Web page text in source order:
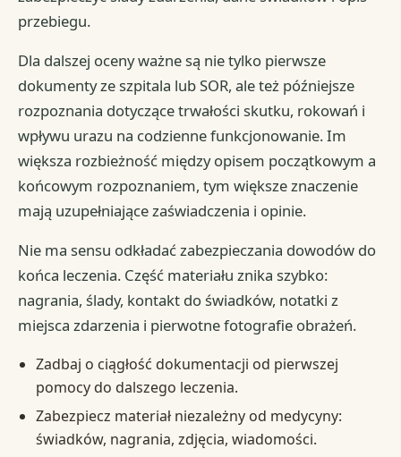
przebiegu.
Dla dalszej oceny ważne są nie tylko pierwsze
dokumenty ze szpitala lub SOR, ale też późniejsze
rozpoznania dotyczące trwałości skutku, rokowań i
wpływu urazu na codzienne funkcjonowanie. Im
większa rozbieżność między opisem początkowym a
końcowym rozpoznaniem, tym większe znaczenie
mają uzupełniające zaświadczenia i opinie.
Nie ma sensu odkładać zabezpieczania dowodów do
końca leczenia. Część materiału znika szybko:
nagrania, ślady, kontakt do świadków, notatki z
miejsca zdarzenia i pierwotne fotografie obrażeń.
Zadbaj o ciągłość dokumentacji od pierwszej
pomocy do dalszego leczenia.
Zabezpiecz materiał niezależny od medycyny:
świadków, nagrania, zdjęcia, wiadomości.